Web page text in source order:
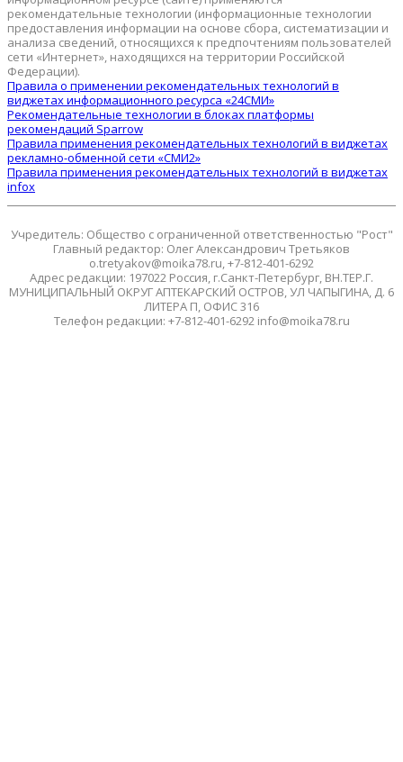
рекомендательные технологии (информационные технологии
предоставления информации на основе сбора, систематизации и
анализа сведений, относящихся к предпочтениям пользователей
сети «Интернет», находящихся на территории Российской
Федерации).
Правила о применении рекомендательных технологий в
виджетах информационного ресурса «24СМИ»
Рекомендательные технологии в блоках платформы
рекомендаций Sparrow
Правила применения рекомендательных технологий в виджетах
рекламно-обменной сети «СМИ2»
Правила применения рекомендательных технологий в виджетах
infox
Учредитель: Общество с ограниченной ответственностью "Рост"
Главный редактор: Олег Александрович Третьяков
o.tretyakov@moika78.ru, +7-812-401-6292
Адрес редакции: 197022 Россия, г.Санкт-Петербург, ВН.ТЕР.Г.
МУНИЦИПАЛЬНЫЙ ОКРУГ АПТЕКАРСКИЙ ОСТРОВ, УЛ ЧАПЫГИНА, Д. 6
ЛИТЕРА П, ОФИС 316
Телефон редакции: +7-812-401-6292 info@moika78.ru